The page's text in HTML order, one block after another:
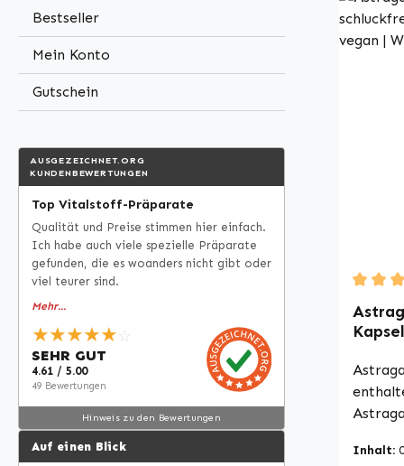
Bestseller
Mein Konto
Gutschein
AUSGEZEICHNET.ORG
KUNDENBEWERTUNGEN
Top Vitalstoff-Präparate
Qualität und Preise stimmen hier einfach.
Ich habe auch viele spezielle Präparate
gefunden, die es woanders nicht gibt oder
viel teurer sind.
Mehr...
★★★★★☆
SEHR GUT
4.61 / 5.00
49 Bewertungen
Hinweis zu den Bewertungen
Auf einen Blick Inhalt: